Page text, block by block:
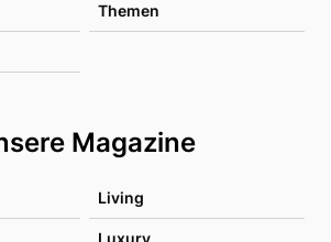
Themen
Magazine
Living
Luxury